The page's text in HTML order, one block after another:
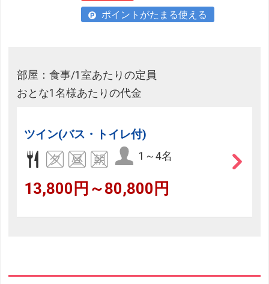
ポイントがたまる使える
部屋：食事/1室あたりの定員
おとな1名様あたりの代金
ツイン(バス・トイレ付)
1～4名
13,800円～80,800円